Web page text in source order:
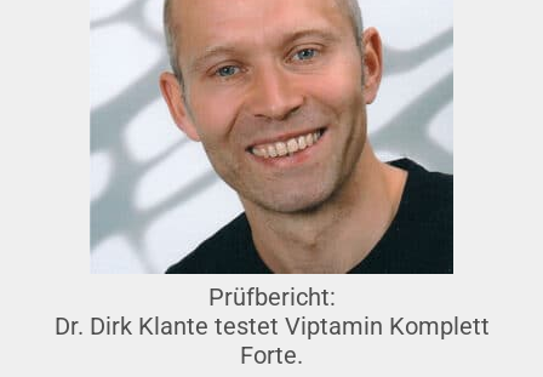
Prüfbericht:
Dr. Dirk Klante testet Viptamin Komplett
Forte.